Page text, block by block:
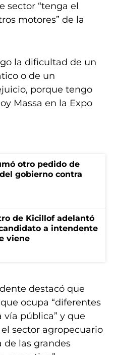
sector “tenga el
motores” de la
la dificultad de un
o de un
porque tengo
Massa en la Expo
otro pedido de
gobierno contra
de Kicillof adelantó
a intendente
viene
destacó que
ocupa “diferentes
vía pública” y que
sector agropecuario
de las grandes